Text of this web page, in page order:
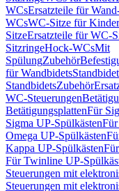
WCsErsatzteile für
WCsWC-Sitze für Kinder
SitzeErsatzteile für WC-
SitzringeHock-WCsMit
SpülungZubehör
für Wandbidets
StandbidetsZubehör
WC-Steuerungen
BetätigungsplattenFür
Sigma UP-Spülkästen
Omega UP-Spülkästen
Kappa UP-Spülkästen
Für Twinline UP-
Steuerungen mit
Steuerungen mit